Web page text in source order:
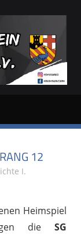
12
I.
Heimspiel
die SG